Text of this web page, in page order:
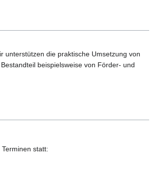
unterstützen die praktische Umsetzung von
beispielsweise von Förder- und
statt: